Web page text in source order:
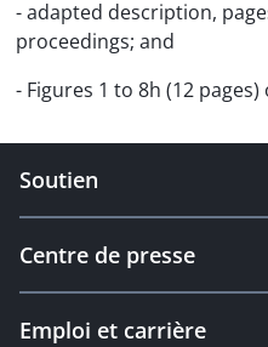
- adapted description,
proceedings; and
- Figures 1 to 8h (12
Soutien
Centre de presse
Emploi et carrière